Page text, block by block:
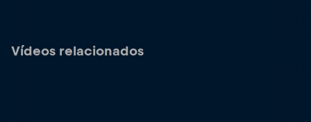
Vídeos relacionados